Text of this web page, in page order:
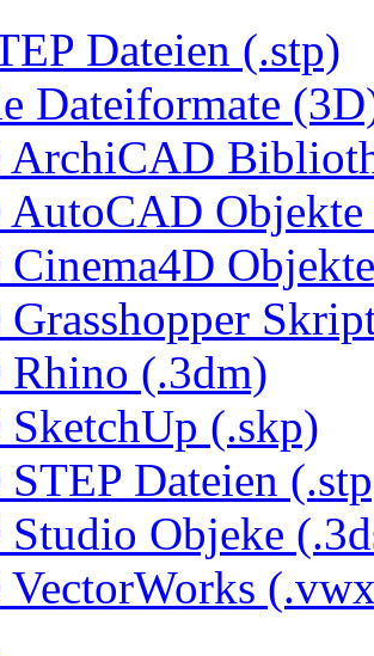
Dateien (.stp)
Dateiformate
ArchiCAD
AutoCAD
Cinema4D
Grasshopper
Rhino (.3dm)
SketchUp (.skp)
STEP Dateien
Studio Objeke
VectorWorks